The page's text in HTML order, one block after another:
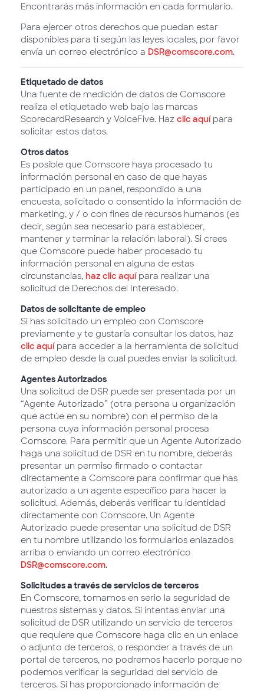
Encontrarás más información en cada formulario.
Para ejercer otros derechos que puedan estar
disponibles para ti según las leyes locales, por favor
envía un correo electrónico a DSR@comscore.com.
Etiquetado de datos
Una fuente de medición de datos de Comscore
realiza el etiquetado web bajo las marcas
ScorecardResearch y VoiceFive. Haz clic aquípara
solicitar estos datos.
Otros datos
Es posible que Comscore haya procesado tu
información personal en caso de que hayas
participado en un panel, respondido a una
encuesta, solicitado o consentido la información de
marketing, y / o con fines de recursos humanos (es
decir, según sea necesario para establecer,
mantener y terminar la relación laboral). Si crees
que Comscore puede haber procesado tu
información personal en alguna de estas
circunstancias, haz clic aquípara realizar una
solicitud de Derechos del Interesado.
Datos de solicitante de empleo
Si has solicitado un empleo con Comscore
previamente y te gustaría consultar los datos, haz
clic aquípara acceder a la herramienta de solicitud
de empleo desde la cual puedes enviar la solicitud.
Agentes Autorizados
Una solicitud de DSR puede ser presentada por un
“Agente Autorizado” (otra persona u organización
que actúe en su nombre) con el permiso de la
persona cuya información personal procesa
Comscore. Para permitir que un Agente Autorizado
haga una solicitud de DSR en tu nombre, deberás
presentar un permiso firmado o contactar
directamente a Comscore para confirmar que has
autorizado a un agente específico para hacer la
solicitud. Además, deberás verificar tu identidad
directamente con Comscore. Un Agente
Autorizado puede presentar una solicitud de DSR
en tu nombre utilizando los formularios enlazados
arriba o enviando un correo electrónico
DSR@comscore.com.
Solicitudes a través de servicios de terceros
En Comscore, tomamos en serio la seguridad de
nuestros sistemas y datos. Si intentas enviar una
solicitud de DSR utilizando un servicio de terceros
que requiere que Comscore haga clic en un enlace
o adjunto de terceros, o responder a través de un
portal de terceros, no podremos hacerlo porque no
podemos verificar la seguridad del servicio de
terceros. Si has proporcionado información de